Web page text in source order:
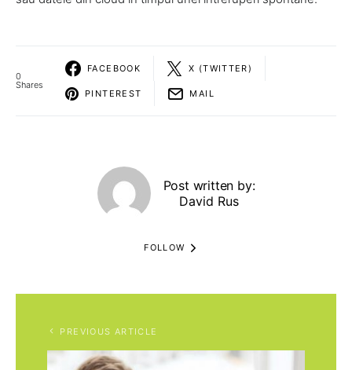
0
Shares
FACEBOOK X (TWITTER)
PINTEREST MAIL
Post written by:
David Rus
FOLLOW
PREVIOUS ARTICLE